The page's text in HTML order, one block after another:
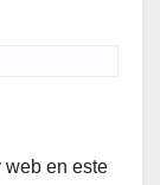
web en este